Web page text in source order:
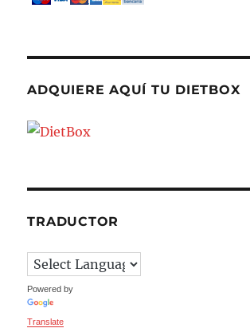
ADQUIERE AQUÍ TU DIETBOX
TRADUCTOR
Powered by
Translate